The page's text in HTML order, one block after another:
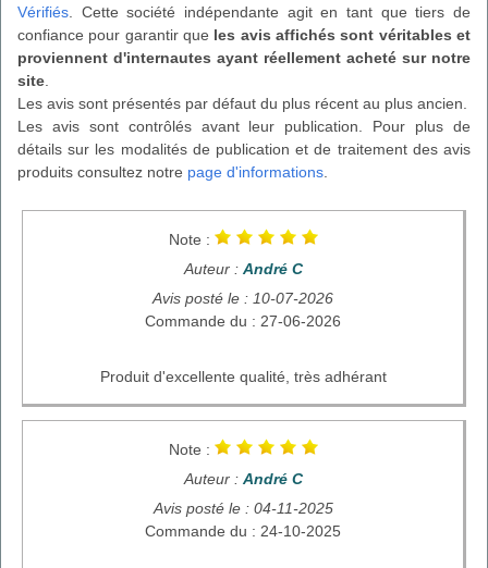
Vérifiés . Cette société indépendante agit en tant que tiers de
confiance pour garantir que les avis affichés sont véritables et
proviennent d'internautes ayant réellement acheté sur notre
site
Les avis sont présentés par défaut du plus récent au plus ancien.
Les avis sont contrôlés avant leur publication. Pour plus de
détails sur les modalités de publication et de traitement des avis
produits consultez notre page d'informations
Note :
Auteur : André C
Avis posté le : 10-07-2026
Commande du : 27-06-2026
Produit d'excellente qualité, très adhérant
Note :
Auteur : André C
Avis posté le : 04-11-2025
Commande du : 24-10-2025